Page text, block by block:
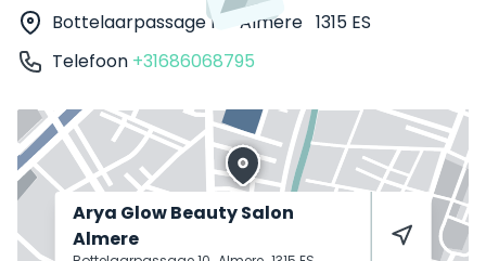
Bottelaarpassage 10 Almere 1315 ES
Telefoon +31686068795
Arya Glow Beauty Salon
Almere